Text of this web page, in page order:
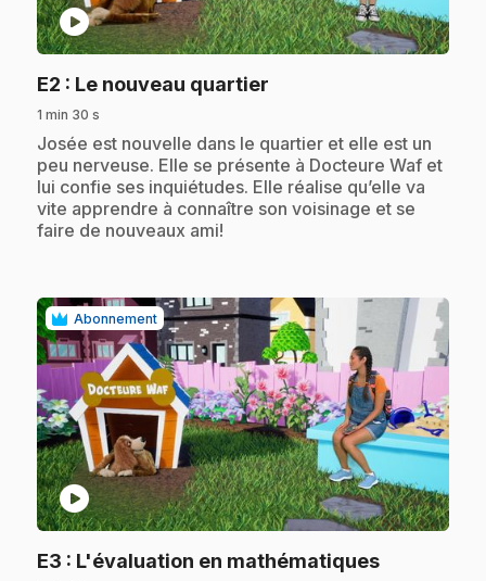
play_circle
E2 : Le nouveau quartier
1 min 30 s
.Josée est nouvelle dans le quartier et elle est un
peu nerveuse. Elle se présente à Docteure Waf et
lui confie ses inquiétudes. Elle réalise qu’elle va
vite apprendre à connaître son voisinage et se
faire de nouveaux ami!
Abonnement
play_circle
E3 : L'évaluation en mathématiques.